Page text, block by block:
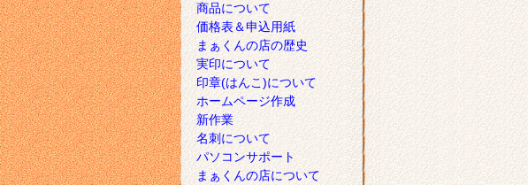
商品について
価格表＆申込用紙
まぁくんの店の歴史
実印について
印章(はんこ)について
ホームページ作成
新作業
名刺について
パソコンサポート
まぁくんの店について